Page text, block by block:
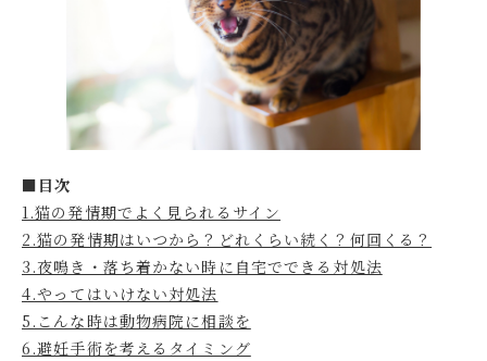
■目次
1.猫の発情期でよく見られるサイン
2.猫の発情期はいつから？どれくらい続く？何回くる？
3.夜鳴き・落ち着かない時に自宅でできる対処法
4.やってはいけない対処法
5.こんな時は動物病院に相談を
6.避妊手術を考えるタイミング